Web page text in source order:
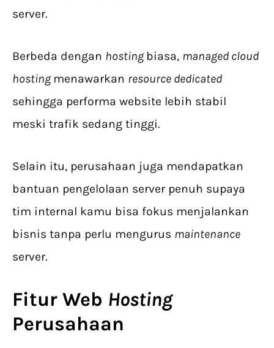
server.
Berbeda dengan hosting biasa, managed cloud
hosting menawarkan resource dedicated
sehingga performa website lebih stabil
meski trafik sedang tinggi.
Selain itu, perusahaan juga mendapatkan
bantuan pengelolaan server penuh supaya
tim internal kamu bisa fokus menjalankan
bisnis tanpa perlu mengurus maintenance
server.
Fitur Web Hosting
Perusahaan